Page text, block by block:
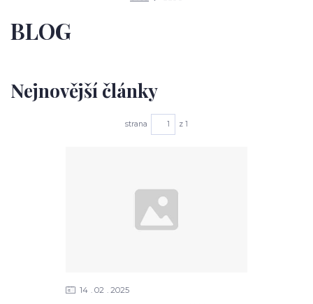
BLOG
Nejnovější články
strana z 1
14 02 2025